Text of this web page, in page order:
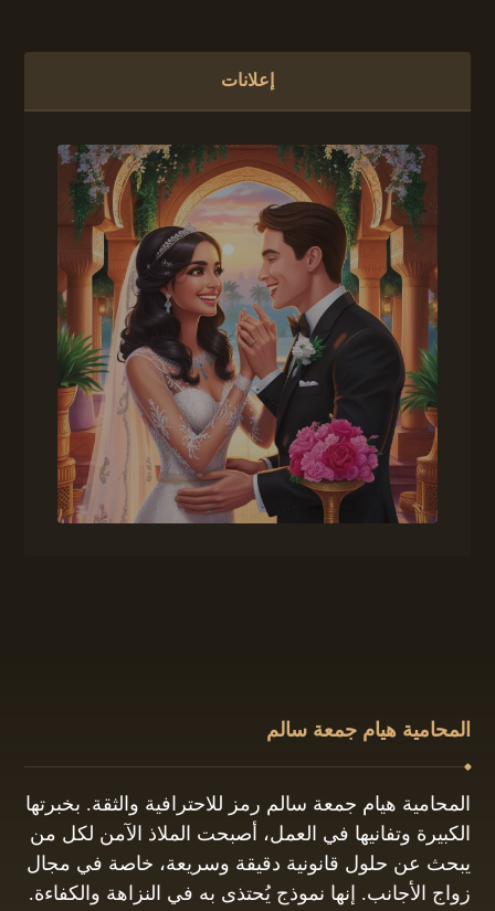
إعلانات
المحامية هيام جمعة سالم
المحامية هيام جمعة سالم رمز للاحترافية والثقة. بخبرتها
الكبيرة وتفانيها في العمل، أصبحت الملاذ الآمن لكل من
يبحث عن حلول قانونية دقيقة وسريعة، خاصة في مجال
زواج الأجانب. إنها نموذج يُحتذى به في النزاهة والكفاءة.